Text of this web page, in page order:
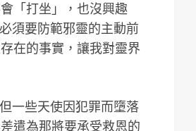
「打坐」，也沒興趣
須要防範邪靈的主動前
在的事實，讓我對靈界
一些天使因犯罪而墮落
遣為那將要承受救恩的